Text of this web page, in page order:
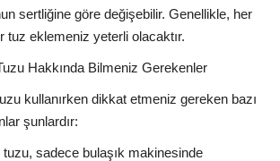
sertliğine göre değişebilir. Genellikle, her
tuz eklemeniz yeterli olacaktır.
Hakkında Bilmeniz Gerekenler
kullanırken dikkat etmeniz gereken bazı
şunlardır:
sadece bulaşık makinesinde